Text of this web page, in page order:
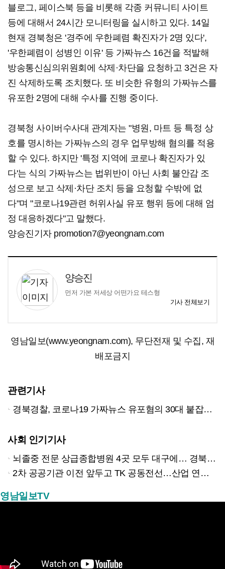
블로그, 페이스북 등을 비롯해 각종 커뮤니티 사이트
등에 대해서 24시간 모니터링을 실시하고 있다. 14일
현재 경북청은 '경주에 우한폐렴 확진자가 2명 있다',
'우한폐렴이 성병인 이유' 등 가짜뉴스 16건을 적발해
방송통신심의위원회에 삭제·차단을 요청하고 3건은 자
진 삭제하도록 조치했다. 또 비슷한 유형의 가짜뉴스를
유포한 2명에 대해 수사를 진행 중이다.
경북청 사이버수사대 관계자는 "병원, 마트 등 특정 상
호를 명시하는 가짜뉴스의 경우 업무방해 혐의를 적용
할 수 있다. 하지만 '특정 지역에 코로나 확진자가 있
다'는 식의 가짜뉴스는 법위반이 아닌 사회 불안감 조
성으로 보고 삭제·차단 조치 등을 요청할 수밖에 없
다"며 "코로나19관련 허위사실 유포 행위 등에 대해 엄
정 대응하겠다"고 말했다.
양승진기자 promotion7@yeongnam.com
양승진
먼저 가본 저세상 어떤가요 테스형
기사 전체보기
영남일보(www.yeongnam.com), 무단전재 및 수집, 재
배포금지
관련기사
경북경찰, 코로나19 가짜뉴스 유포혐의 30대 붙잡아...기소의견 송치
사회 인기기사
뇌졸중 전문 상급종합병원 4곳 모두 대구에… 경북은 골든타임 사각지대
2차 공공기관 이전 앞두고 TK 공동전선…산업 연계형 유치 승부수
영남일보TV